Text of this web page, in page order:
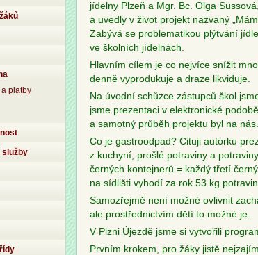
jídelny Plzeň a Mgr. Bc. Olga
a uvedly v život projekt nazvaný
Zabývá se problematikou plýtvání
ve školních jídelnách.
Hlavním cílem je co nejvíce snížit
denně vyprodukuje a draze likviduje.
Na úvodní schůzce zástupců škol
jsme prezentaci v elektronické
a samotný průběh projektu byl na nás.
Co je gastroodpad? Cituji autorku
z kuchyní, prošlé potraviny a
černých kontejnerů = každý třetí
na sídlišti vyhodí za rok 53 kg
Samozřejmě není možné ovlivnit
ale prostřednictvím dětí to možné je.
V Plzni Újezdě jsme si vytvořili
Prvním krokem, pro žáky jistě
platby
služby